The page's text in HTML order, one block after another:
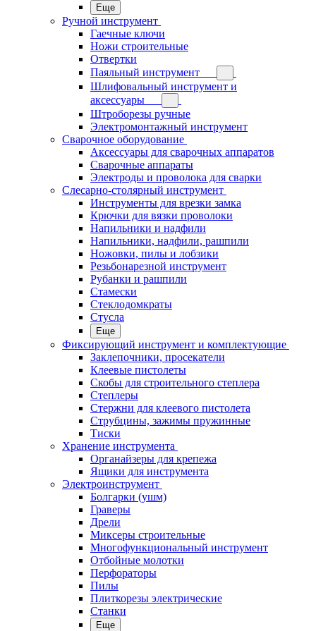
Еще
Ручной инструмент
Гаечные ключи
Ножи строительные
Отвертки
Паяльный инструмент
Шлифовальный инструмент и
аксессуары
Штроборезы ручные
Электромонтажный инструмент
Сварочное оборудование
Аксессуары для сварочных аппаратов
Сварочные аппараты
Электроды и проволока для сварки
Слесарно-столярный инструмент
Инструменты для врезки замка
Крючки для вязки проволоки
Напильники и надфили
Напильники, надфили, рашпили
Ножовки, пилы и лобзики
Резьбонарезной инструмент
Рубанки и рашпили
Стамески
Стеклодомкраты
Стусла
Еще
Фиксирующий инструмент и комплектующие
Заклепочники, просекатели
Клеевые пистолеты
Скобы для строительного степлера
Степлеры
Стержни для клеевого пистолета
Струбцины, зажимы пружинные
Тиски
Хранение инструмента
Органайзеры для крепежа
Ящики для инструмента
Электроинструмент
Болгарки (ушм)
Граверы
Дрели
Миксеры строительные
Многофункциональный инструмент
Отбойные молотки
Перфораторы
Пилы
Плиткорезы электрические
Станки
Еще